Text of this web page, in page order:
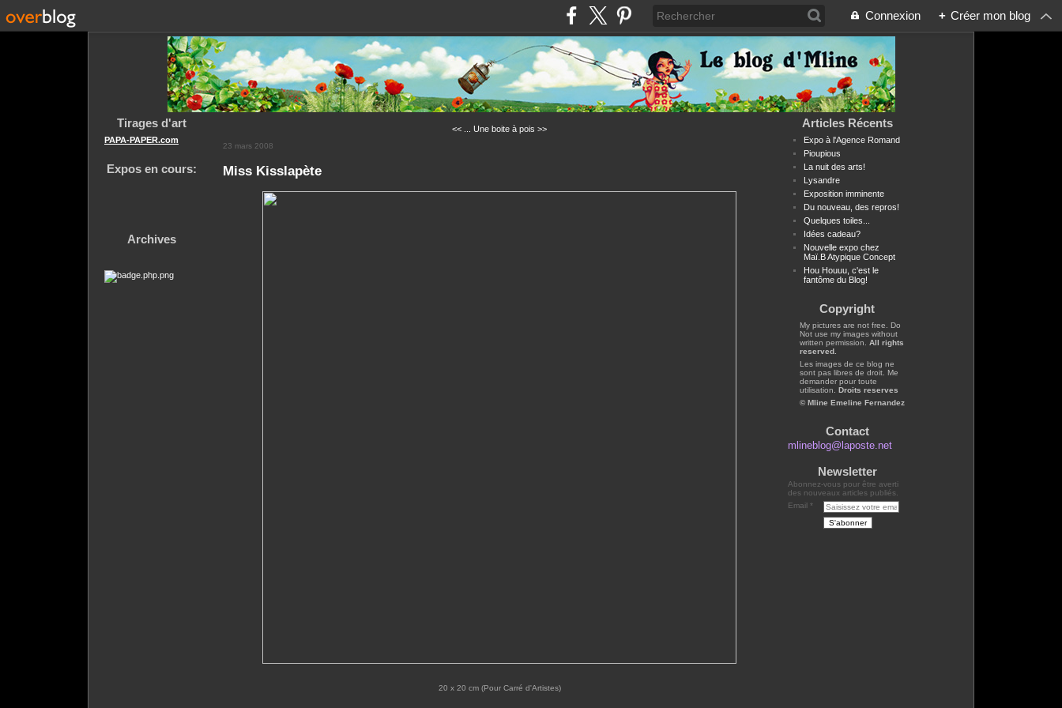
Connexion + Créer mon blog
Tirages d'art
PAPA-PAPER.com
Expos en cours:
Archives
<< ... Une boite à pois >>
23 mars 2008
Miss Kisslapète
20 x 20 cm (Pour Carré d'Artistes)
Articles Récents
Expo à l'Agence Romand
Pioupious
La nuit des arts!
Lysandre
Exposition imminente
Du nouveau, des repros!
Quelques toiles...
Idées cadeau?
Nouvelle expo chez
Maï.B Atypique Concept
Hou Houuu, c'est le
fantôme du Blog!
Copyright
My pictures are not free. Do
Not use my images without
written permission. All rights
reserved.
Les images de ce blog ne
sont pas libres de droit. Me
demander pour toute
utilisation.
Droits reserves
© Mline Emeline Fernandez
Contact
mlineblog@laposte.net
Newsletter
Abonnez-vous pour être averti
des nouveaux articles publiés.
Email